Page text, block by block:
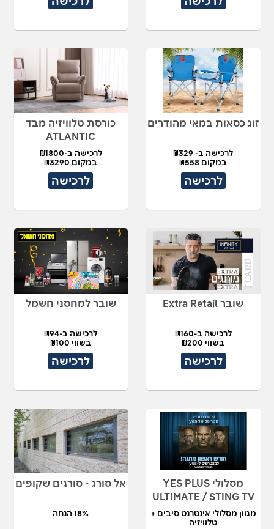
זוג כסאות במאי מהודרים
לרכישה ב- ₪329
במקום ₪558
לרכישה
כורסת טלוויזיה מבד
ATLANTIC
לרכישה ב-₪1800
במקום ₪3290
לרכישה
שובר Extra Retail
לרכישה ב-₪160
בשווי ₪200
לרכישה
שובר למחסני חשמל
לרכישה ב-₪94
בשווי ₪100
לרכישה
מסלולי YES PLUS
ULTIMATE / STING TV
מגוון מסלולי אינטרנט סיבים +
טלוויזיה
אל סורג - סורגים שקופים
18% הנחה